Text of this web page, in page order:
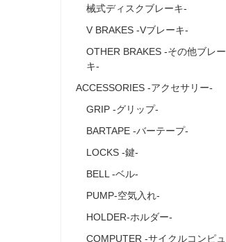
械式ディスクブレーキ‐
V BRAKES ‐Vブレーキ‐
OTHER BRAKES ‐その他ブレー
キ‐
ACCESSORIES ‐アクセサリー‐
GRIP ‐グリップ‐
BARTAPE -バーテープ‐
LOCKS ‐鍵‐
BELL ‐ベル‐
PUMP-空気入れ‐
HOLDER-ホルダー‐
COMPUTER ‐サイクルコンピュ